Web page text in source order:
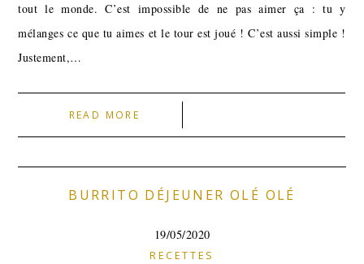
tout le monde. C’est impossible de ne pas aimer ça : tu y
mélanges ce que tu aimes et le tour est joué ! C’est aussi simple !
Justement,…
READ MORE
BURRITO DÉJEUNER OLÉ OLÉ
19/05/2020
RECETTES